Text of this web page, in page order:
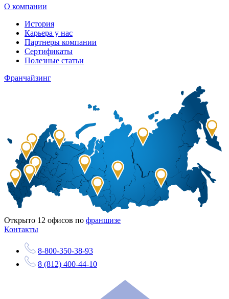
О компании
История
Карьера у нас
Партнеры компании
Сертификаты
Полезные статьи
Франчайзинг
Открыто 12 офисов по франшизе
Контакты
8-800-350-38-93
8 (812) 400-44-10